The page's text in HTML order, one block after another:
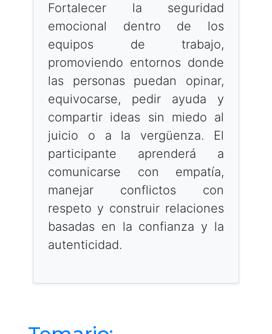
Fortalecer la seguridad
emocional dentro de los
equipos de trabajo,
promoviendo entornos donde
las personas puedan opinar,
equivocarse, pedir ayuda y
compartir ideas sin miedo al
juicio o a la vergüenza. El
participante aprenderá a
comunicarse con empatía,
manejar conflictos con
respeto y construir relaciones
basadas en la confianza y la
autenticidad.